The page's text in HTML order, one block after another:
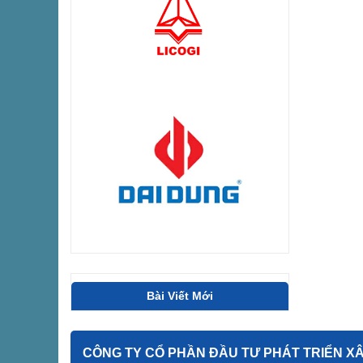
Bài Viết Mới
CÔNG TY CỔ PHẦN ĐẦU TƯ PHÁT TRIỂN